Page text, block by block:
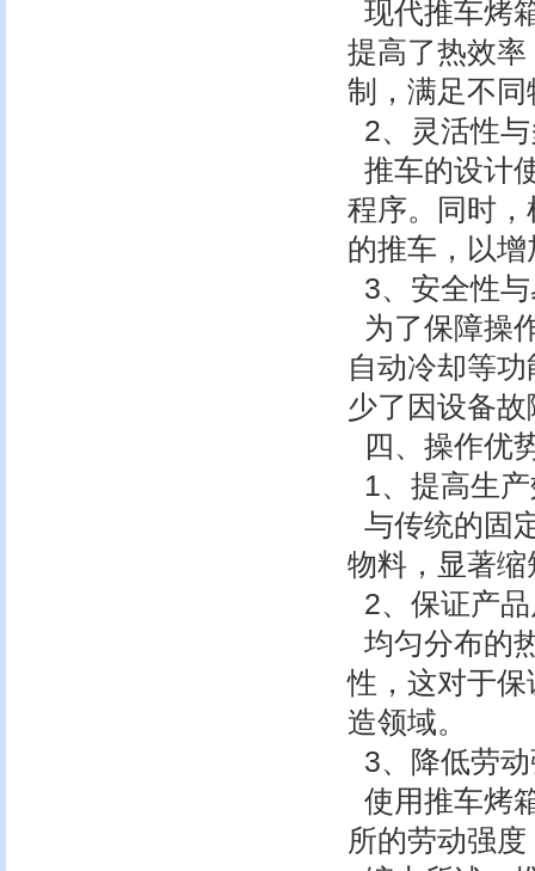
现代推车烤
提高了热效
制，满足不
2、灵活性
推车的设计
程序。同时
的推车，以
3、安全性
为了保障操
自动冷却等
少了因设备
四、操作优
1、提高生
与传统的固
物料，显著
2、保证产
均匀分布的
性，这对于
造领域。
3、降低劳
使用推车烤
所的劳动强